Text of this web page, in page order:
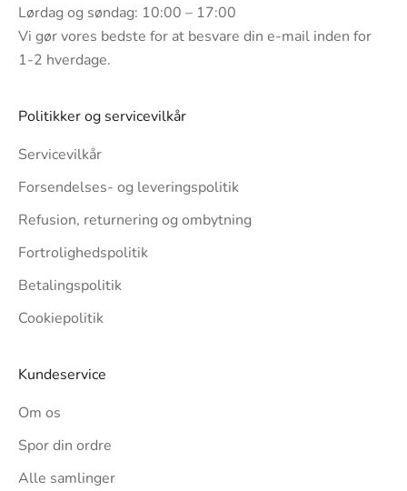
Lørdag og søndag: 10:00 – 17:00
Vi gør vores bedste for at besvare din e-mail inden for
1-2 hverdage.
Politikker og servicevilkår
Servicevilkår
Forsendelses- og leveringspolitik
Refusion, returnering og ombytning
Fortrolighedspolitik
Betalingspolitik
Cookiepolitik
Kundeservice
Om os
Spor din ordre
Alle samlinger